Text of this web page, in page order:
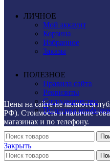
ЛИЧНОЕ
Мой аккаунт
Корзина
Избранное
Заказы
ПОЛЕЗНОЕ
Правила сайта
Реквизиты
Сотрудничество
Политика
Цены на сайте не являются
РФ). Стоимость и наличие
магазинах и по телефону.
Закрыть